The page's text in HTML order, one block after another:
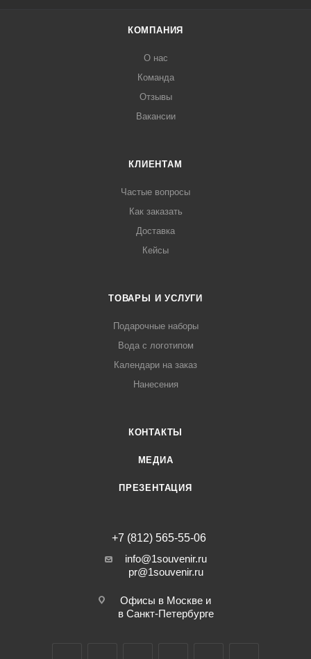
КОМПАНИЯ
О нас
Команда
Отзывы
Вакансии
КЛИЕНТАМ
Частые вопросы
Как заказать
Доставка
Кейсы
ТОВАРЫ И УСЛУГИ
Подарочные наборы
Вода с логотипом
Календари на заказ
Нанесения
КОНТАКТЫ
МЕДИА
ПРЕЗЕНТАЦИЯ
+7 (812) 565-55-06
info@1souvenir.ru
pr@1souvenir.ru
Офисы в Москве и
в Санкт-Петербурге